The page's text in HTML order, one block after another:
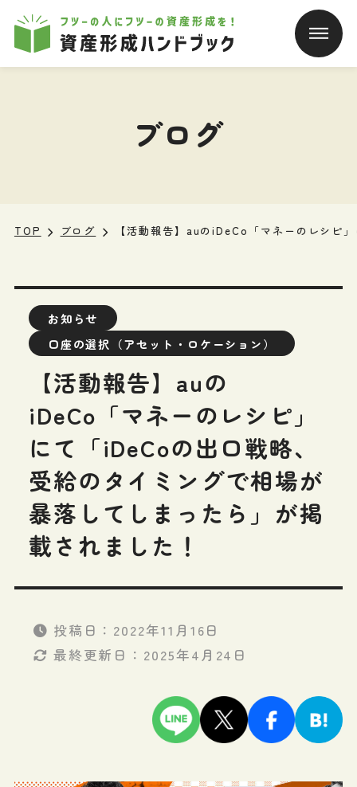
本文へ移動
ブログ
TOP ブログ 【活動報告】auのiDeCo「マネーのレシピ
お知らせ
口座の選択（アセット・ロケーション）
【活動報告】auの
iDeCo「マネーのレシピ」
にて「iDeCoの出口戦略、
受給のタイミングで相場が
暴落してしまったら」が掲
載されました！
投稿日： 2022年11月16日
最終更新日： 2025年4月24日